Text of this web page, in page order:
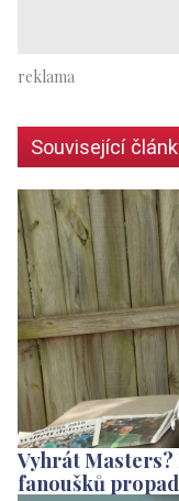
Související
Vyhrát
fanoušků